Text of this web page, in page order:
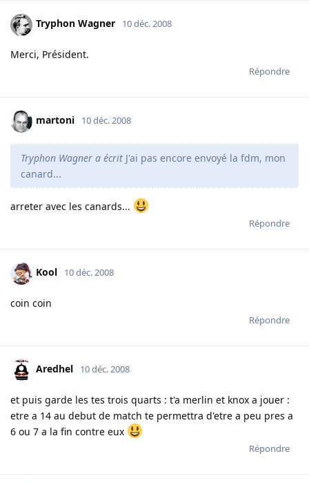
Tryphon Wagner 10 déc. 2008
Merci, Président.
Répondre
martoni 10 déc. 2008
Tryphon Wagner a écrit J'ai pas encore envoyé la fdm, mon
canard...
arreter avec les canards...
Répondre
Kool 10 déc. 2008
coin coin
Répondre
Aredhel 10 déc. 2008
et puis garde les tes trois quarts : t'a merlin et knox a jouer :
etre a 14 au debut de match te permettra d'etre a peu pres a
6 ou 7 a la fin contre eux
Répondre